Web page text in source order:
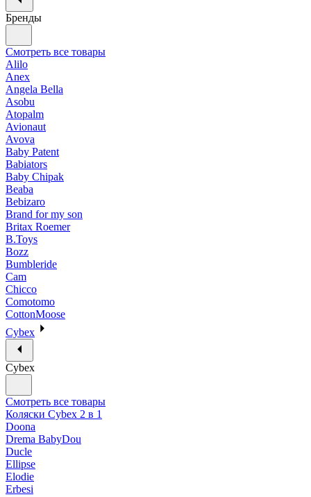
Бренды
Смотреть все товары
Alilo
Anex
Angela Bella
Asobu
Atopalm
Avionaut
Avova
Baby Patent
Babiators
Baby Chipak
Beaba
Bebizaro
Brand for my son
Britax Roemer
B.Toys
Bozz
Bumbleride
Cam
Chicco
Comotomo
CottonMoose
Cybex
Cybex
Смотреть все товары
Коляски Cybex 2 в 1
Doona
Drema BabyDou
Ducle
Ellipse
Elodie
Erbesi